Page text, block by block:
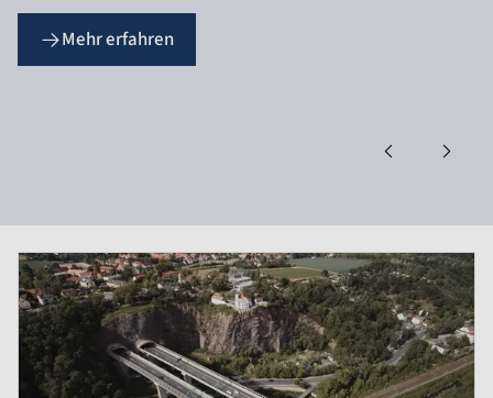
Mehr erfahren